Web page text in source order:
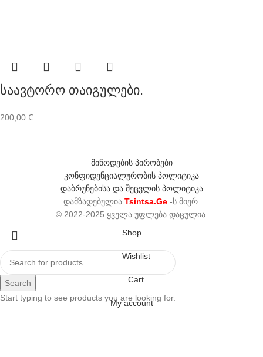
საავტორო თაიგულები.
200,00 ₾
მიწოდების პირობები
კონფიდენციალურობის პოლიტიკა
დაბრუნებისა და შეცვლის პოლიტიკა
დამზადებულია Tsintsa.Ge -ს მიერ.
© 2022-2025 ყველა უფლება დაცულია.
Search
Start typing to see products you are looking for.
Shop
Wishlist
Cart
My account